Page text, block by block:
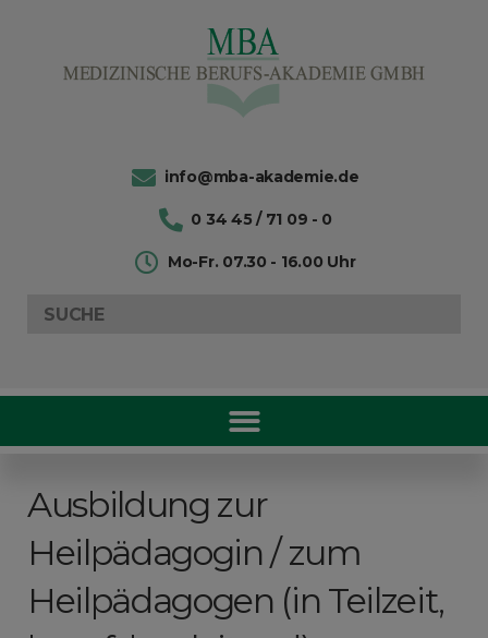
info@mba-akademie.de
0 34 45 / 71 09 - 0
Mo-Fr. 07.30 - 16.00 Uhr
Search
for:
Ausbildung zur
Heilpädagogin / zum
Heilpädagogen (in Teilzeit,